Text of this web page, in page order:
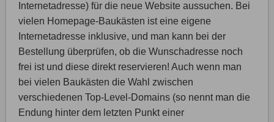
Internetadresse) für die neue Website aussuchen. Bei
vielen Homepage-Baukästen ist eine eigene
Internetadresse inklusive, und man kann bei der
Bestellung überprüfen, ob die Wunschadresse noch
frei ist und diese direkt reservieren! Auch wenn man
bei vielen Baukästen die Wahl zwischen
verschiedenen Top-Level-Domains (so nennt man die
Endung hinter dem letzten Punkt einer